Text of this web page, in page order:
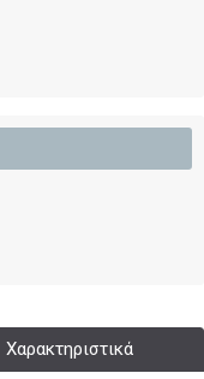
Χαρακτηριστικά